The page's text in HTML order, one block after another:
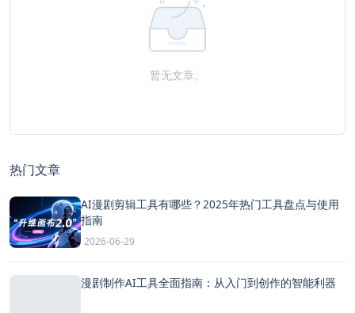
暂无文章。
热门文章
AI漫剧剪辑工具有哪些？2025年热门工具盘点与使用
指南
2026-06-29
漫剧制作AI工具全面指南：从入门到创作的智能利器